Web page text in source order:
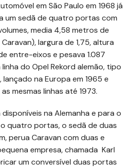
em São Paulo em 1968 já
um sedã de quatro portas com
media 4,58 metros de
largura de 1,75, altura
entre-eixos e pesava 1.087
do Opel Rekord alemão, tipo
na Europa em 1965 e
mesmas linhas até 1973.
na Alemanha e para o
quatro portas, o sedã de duas
perua Caravan com duas e
empresa, chamada Karl
um conversível duas portas